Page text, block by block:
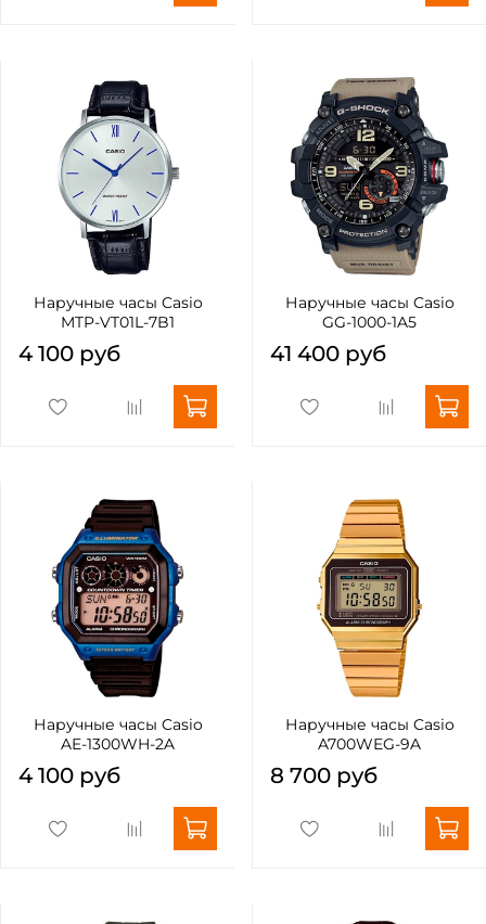
Наручные часы Casio
MTP-VT01L-7B1
4 100 руб
Наручные часы Casio
GG-1000-1A5
41 400 руб
Наручные часы Casio
AE-1300WH-2A
4 100 руб
Наручные часы Casio
A700WEG-9A
8 700 руб